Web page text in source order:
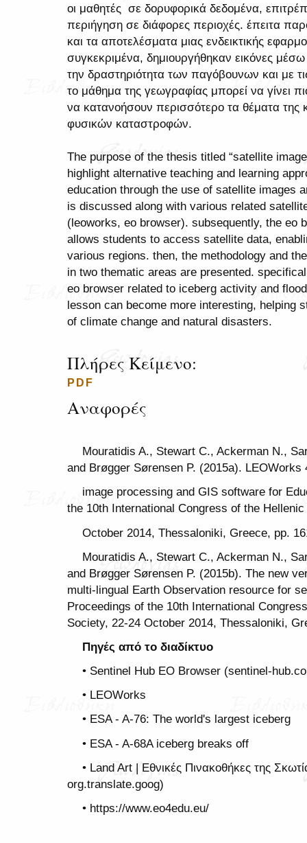
οι μαθητές σε δορυφορικά δεδομένα,
περιήγηση σε διάφορες περιοχές. έπειτα
και τα αποτελέσματα μιας ενδεικτικής
συγκεκριμένα, δημιουργήθηκαν εικόνες
την δραστηριότητα των παγόβουνων και με
το μάθημα της γεωγραφίας μπορεί να γίνει
να κατανοήσουν περισσότερο τα θέματα της
φυσικών καταστροφών.
The purpose of the thesis titled “satellite
highlight alternative teaching and learning
education through the use of satellite images
is discussed along with various related
(leoworks, eo browser). subsequently, the eo
allows students to access satellite data,
various regions. then, the methodology and
in two thematic areas are presented.
eo browser related to iceberg activity and
lesson can become more interesting, helping
of climate change and natural disasters.
Πλήρες Κείμενο:
PDF
Αναφορές
Mouratidis A., Stewart C., Ackerman N.,
and Brøgger Sørensen P. (2015a). LEOWorks
image processing and GIS software for
the 10th International Congress of the
October 2014, Thessaloniki, Greece, pp.
Mouratidis A., Stewart C., Ackerman N.,
and Brøgger Sørensen P. (2015b). The new
multi-lingual Earth Observation resource for
Proceedings of the 10th International
Society, 22-24 October 2014, Thessaloniki,
Πηγές από το διαδίκτυο
• Sentinel Hub EO Browser (sentinel-
• LEOWorks
• ESA - A-76: The world's largest iceberg
• ESA - A-68A iceberg breaks off
• Land Art | Εθνικές Πινακοθήκες της
org.translate.goog)
• https://www.eo4edu.eu/